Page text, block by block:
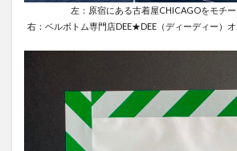
左：原宿にある古着屋CHICAGOをモチ
右：ベルボトム専門店DEE★DEE（ディーディー）